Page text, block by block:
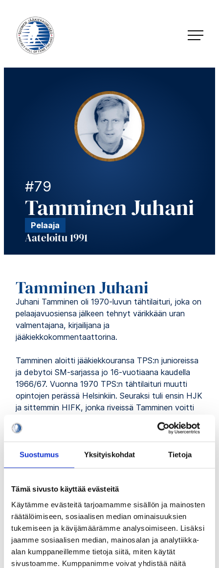
Suostumus Yksityiskohdat Tietoja
Tämä sivusto käyttää evästeitä
Käytämme evästeitä tarjoamamme sisällön ja mainosten
räätälöimiseen, sosiaalisen median ominaisuuksien
tukemiseen ja kävijämäärämme analysoimiseen. Lisäksi
jaamme sosiaalisen median, mainosalan ja analytiikka-
alan kumppaneillemme tietoja siitä, miten käytät
sivustoamme. Kumppanimme voivat yhdistää näitä
suoraan
sisältöön
Jääkiekkomuseo – Hockey Hall of Fame Finland
#79
Tamminen Juhani
Pelaaja
Aateloitu 1991
Tamminen Juhani
Juhani Tamminen oli 1970-luvun tähtilaituri, joka on
pelaajavuosiensa jälkeen tehnyt värikkään uran
valmentajana, kirjailijana ja
jääkiekkokommentaattorina.
Tamminen aloitti jääkiekkouransa TPS:n junioreissa
ja debytoi SM-sarjassa jo 16-vuotiaana kaudella
1966/67. Vuonna 1970 TPS:n tähtilaituri muutti
opintojen perässä Helsinkiin. Seuraksi tuli ensin HJK
ja sittemmin HIFK, jonka riveissä Tamminen voitti
uransa ainoaksi jääneen Suomen mestaruuden
1974. Valmistuttuaan liikunnanopettajaksi 1975
Tamminen pelasi kaksi kautta Pohjois-Amerikan
WHA-liigassa. Myöhemmin hän pelasi vielä TPS:ssä
sekä kahteen otteeseen Japanin liigassa Kokudo
Leijonamaajoukkueessa Tamminen pelasi peräti
kymmenessä MM-turnauksessa vuosina 1970–82.
Parhaiten hänet silti muistetaan vuoden 1971
Moskovan Izvestija-turnauksesta, jossa hän iski
kaksi maalia Suomen voittaessa ensi kerran
Neuvostoliiton (4–2).